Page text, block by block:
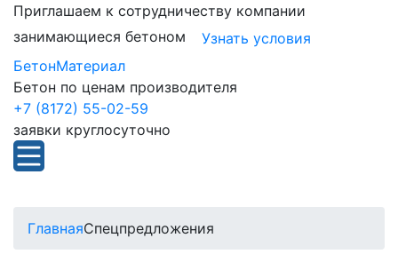
Приглашаем к сотрудничеству компании
занимающиеся бетоном
Узнать условия
БетонМатериал
Бетон по ценам производителя
+7 (8172) 55-02-59
заявки круглосуточно
ГлавнаяСпецпредложения